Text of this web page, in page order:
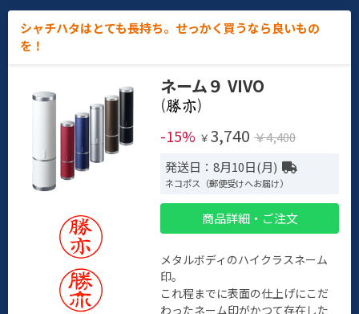
シャチハタはとても長持ち。せっかく買うなら良いもの
を！
ネーム９ VIVO
(
)
-15% ￥ 3,740 ￥4,400
発送日：8月10日(月)
ネコポス（郵便受けへお届け）
商品詳細・ご注文
メタルボディのハイクラスネーム
印。
これ程までに表面の仕上げにこだ
わったネーム印がかつて存在した